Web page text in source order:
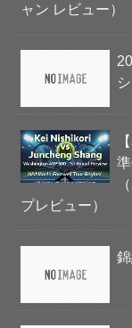
ャン レビュー）
プレビュー）